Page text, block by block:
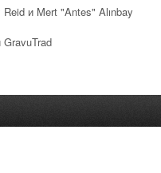
и Mert "Antes" Alınbay